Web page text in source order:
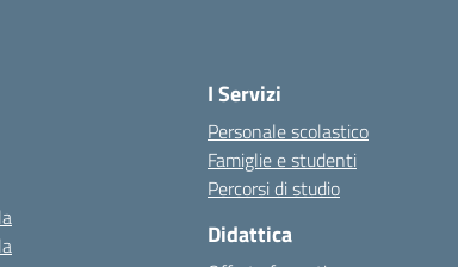
I Servizi
Personale scolastico
Famiglie e studenti
Percorsi di studio
Didattica